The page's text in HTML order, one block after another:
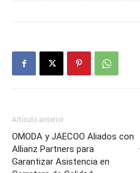
Artículo anterior
OMODA y JAECOO Aliados con
Allianz Partners para
Garantizar Asistencia en